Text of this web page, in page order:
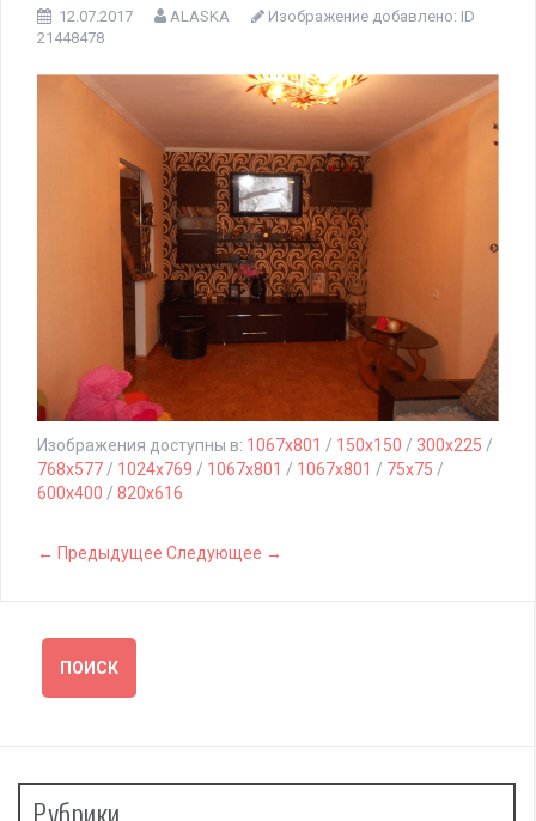
12.07.2017 ALASKA Изображение добавлено: ID
21448478
Изображения доступны в: 1067x801 / 150x150 / 300x225 /
768x577 / 1024x769 / 1067x801 / 1067x801 / 75x75 /
600x400 / 820x616
← Предыдущее Следующее →